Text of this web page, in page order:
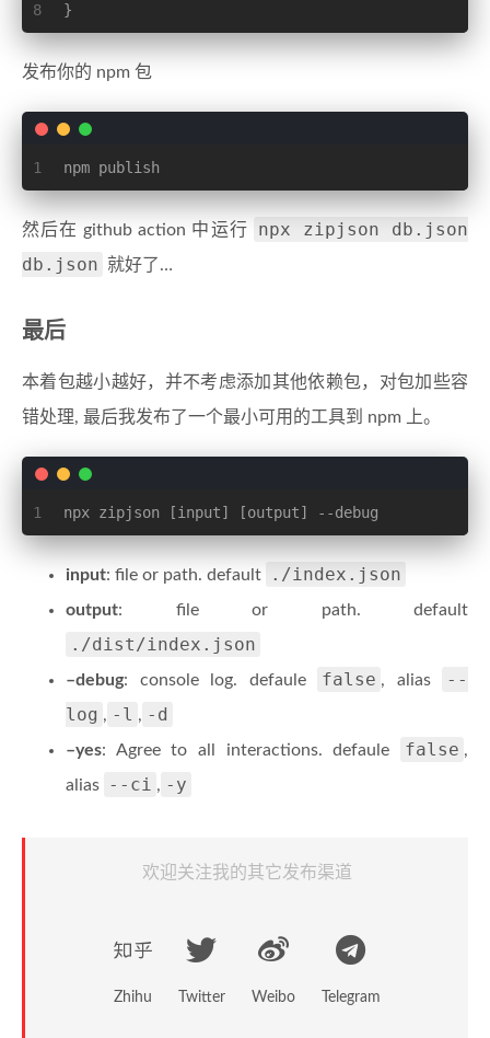
8
}
发布你的 npm 包
1 npm publish
然后在 github action 中运行
npx zipjson db.json
db.json
就好了…
最后
本着包越小越好，并不考虑添加其他依赖包，对包加些容
错处理, 最后我发布了一个最小可用的工具到 npm 上。
1 npx zipjson [input] [output] --debug
input: file or path. default ./index.json
output: file or path. default
./dist/index.json
–debug: console log. defaule false , alias
--
log , -l , -d
–yes: Agree to all interactions. defaule false ,
alias
--ci , -y
欢迎关注我的其它发布渠道
Zhihu Twitter Weibo Telegram